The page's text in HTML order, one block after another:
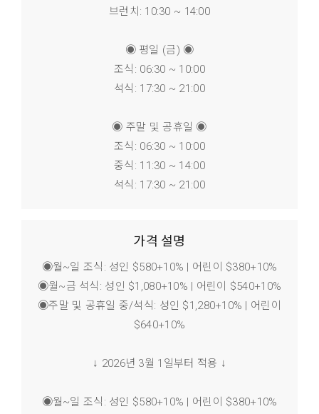
브런치: 10:30 ~ 14:00
◉ 평일 (금) ◉
조식: 06:30 ~ 10:00
석식: 17:30 ~ 21:00
◉ 주말 및 공휴일 ◉
조식: 06:30 ~ 10:00
중식: 11:30 ~ 14:00
석식: 17:30 ~ 21:00
가격 설명
◉월~일 조식: 성인 $580+10% | 어린이 $380+10%
◉월~금 석식: 성인 $1,080+10% | 어린이 $540+10%
◉주말 및 공휴일 중/석식: 성인 $1,280+10% | 어린이
$640+10%
↓ 2026년 3월 1일부터 적용 ↓
◉월~일 조식: 성인 $580+10% | 어린이 $380+10%